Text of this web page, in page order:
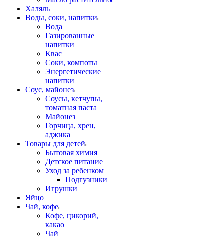
Халяль
Воды, соки, напитки
Вода
Газированные
напитки
Квас
Соки, компоты
Энергетические
напитки
Соус, майонез
Соусы, кетчупы,
томатная паста
Майонез
Горчица, хрен,
аджика
Товары для детей
Бытовая химия
Детское питание
Уход за ребенком
Подгузники
Игрушки
Яйцо
Чай, кофе
Кофе, цикорий,
какао
Чай